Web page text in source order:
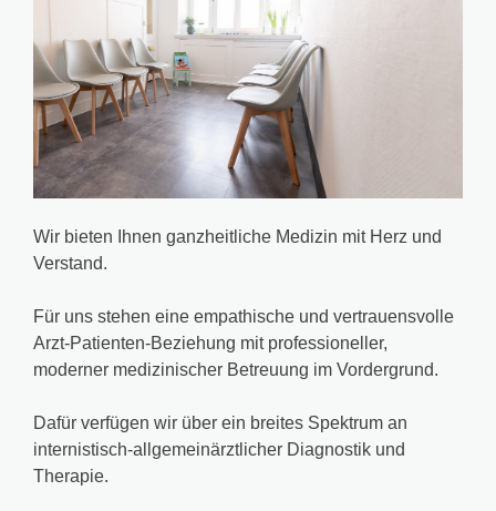
Wir bieten Ihnen ganzheitliche Medizin mit Herz und
Verstand.
Für uns stehen eine empathische und vertrauensvolle
Arzt-Patienten-Beziehung mit professioneller,
moderner medizinischer Betreuung im Vordergrund.
Dafür verfügen wir über ein breites Spektrum an
internistisch-allgemeinärztlicher Diagnostik und
Therapie.